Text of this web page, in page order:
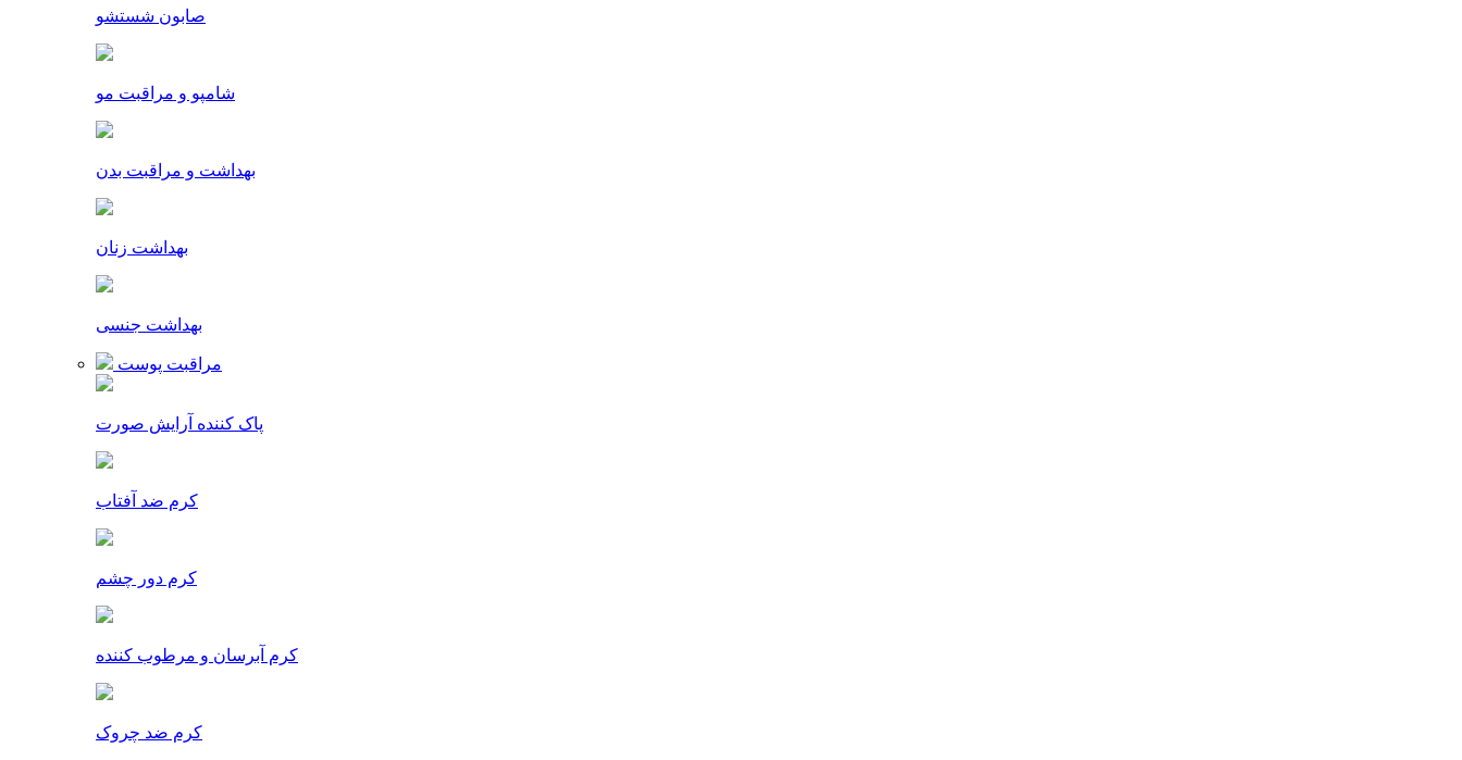
صابون شستشو
شامپو و مراقبت مو
بهداشت و مراقبت بدن
بهداشت زنان
بهداشت جنسی
مراقبت پوست
پاک کننده آرایش صورت
کرم ضد آفتاب
کرم دور چشم
کرم آبرسان و مرطوب کننده
کرم ضد چروک